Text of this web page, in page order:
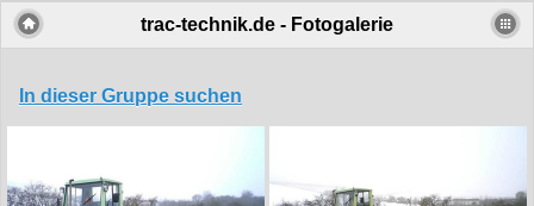
trac-technik.de - Fotogalerie
In dieser Gruppe suchen